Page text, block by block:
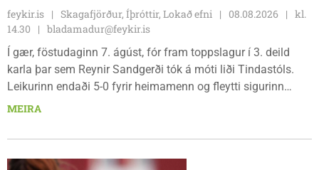
feykir.is Skagafjörður, Íþróttir, Lokað efni 08.08.2026
kl.
14.30
bladamadur@feykir.is
Í gær, föstudaginn 7. ágúst, fór fram toppslagur í 3. deild
karla þar sem Reynir Sandgerði tók á móti liði Tindastóls.
Leikurinn endaði 5-0 fyrir heimamenn og fleytti sigurinn
Reynismönnum á topp deildarinnar en Stólunum í annað
leiknum.
MEIRA